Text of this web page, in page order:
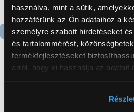
használva, mint a sütik,
hozzáférünk az Ön adataihoz a
személyre szabott hirdetéseket
és tartalommérést,
termékfejlesztéseket
arról, hogy ki használja az adatait
Termék adatlap